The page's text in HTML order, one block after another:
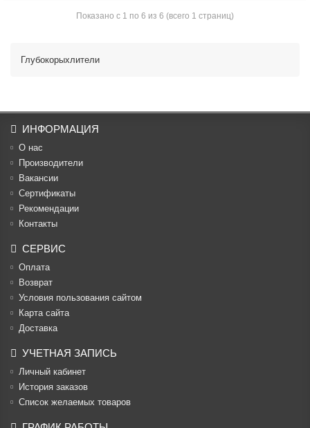
Показано с 1 по 6 из 6 (всего 1 страниц)
Глубокорыхлители
ИНФОРМАЦИЯ
О нас
Производители
Вакансии
Cертификаты
Рекомендации
Контакты
СЕРВИС
Оплата
Возврат
Условия пользования сайтом
Карта сайта
Доставка
УЧЕТНАЯ ЗАПИСЬ
Личный кабинет
История заказов
Список желаемых товаров